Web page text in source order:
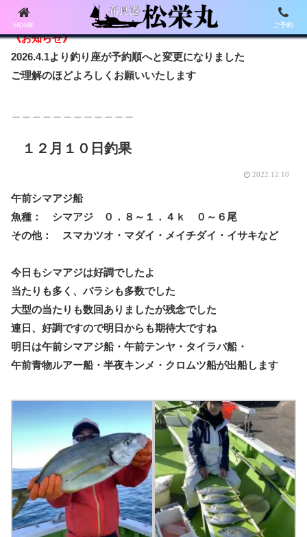
《お知らせ》
2026.4.1より釣り座が予約順へと変更になりました
ご理解のほどよろしくお願いいたします
１２月１０日釣果
2022.12.10
午前シマアジ船
魚種： シマアジ ０．８～１．４ｋ ０～６尾
その他： スマカツオ・マダイ・メイチダイ・イサキなど
今日もシマアジは好調でしたよ
当たりも多く、バラシも多数でした
大型の当たりも数回ありましたが残念でした
連日、好調ですので明日からも期待大ですね
明日は午前シマアジ船・午前テンヤ・タイラバ船・
午前青物ルアー船・半夜キンメ・クロムツ船が出船します
HOME ご予約